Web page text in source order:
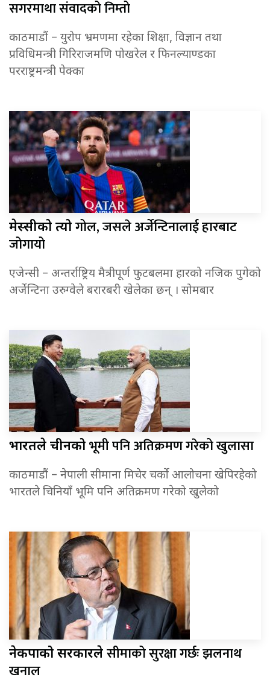
सगरमाथा संवादको निम्तो
काठमाडौं – युरोप भ्रमणमा रहेका शिक्षा, विज्ञान तथा
प्रविधिमन्त्री गिरिराजमणि पोखरेल र फिनल्याण्डका
परराष्ट्रमन्त्री पेक्का
मेस्सीको त्यो गोल, जसले अर्जेन्टिनालाई हारबाट
जोगायो
एजेन्सी – अन्तर्राष्ट्रिय मैत्रीपूर्ण फुटबलमा हारको नजिक पुगेको
अर्जेन्टिना उरुग्वेले बरारबरी खेलेका छन् । सोमबार
भारतले चीनको भूमी पनि अतिक्रमण गरेको खुलासा
काठमाडौं – नेपाली सीमाना मिचेर चर्को आलोचना खेपिरहेको
भारतले चिनियाँ भूमि पनि अतिक्रमण गरेको खुलेको
नेकपाको सरकारले सीमाको सुरक्षा गर्छः झलनाथ
खनाल